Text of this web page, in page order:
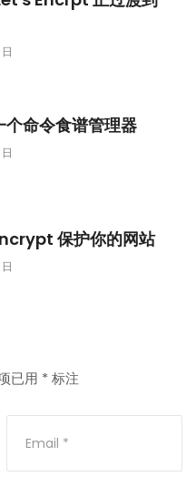
个命令食谱管理器
保护你的网站
已用 * 标注